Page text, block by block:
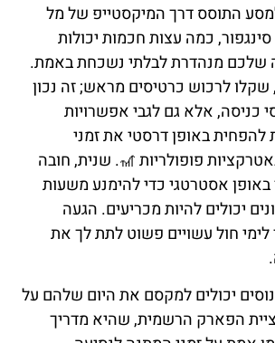
התוסס דרך המיקסטייפ של מל
סינגפור, כמה עצות חכמות יכולות
שלכם מנהדרת לבלתי נשכחת באמת.
לרכוש כרטיסים מראש; זה נכון
כניסה, אלא גם לגבי אפשרויות
באופן דרסטי את זמני
פופולריות 🎢. שנית, חובה
אסטרטגי כדי להימנע משעות
יכולים להיות מכריעים. הגעה
לימי חול עשויים פשוט לתת לך את
יכולים למקסם את היום שלהם על
הפארק הרשמית, שהיא מדריך